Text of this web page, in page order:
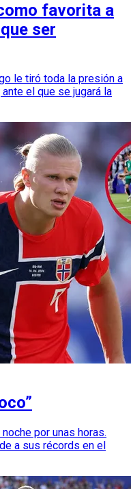
favorita a
ser
le tiró toda la presión a
el que se jugará la
por unas horas.
a sus récords en el